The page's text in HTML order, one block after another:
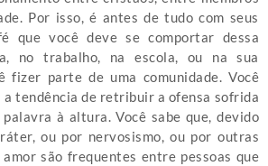
Por isso, é antes de tudo com seus
que você deve se comportar dessa
no trabalho, na escola, ou na sua
fizer parte de uma comunidade. Você
a tendência de retribuir a ofensa sofrida
à altura. Você sabe que, devido
ou por nervosismo, ou por outras
são frequentes entre pessoas que